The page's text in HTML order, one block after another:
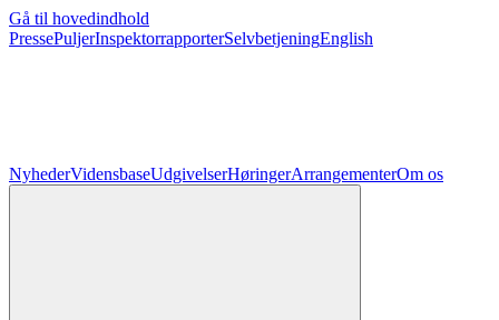
Gå til hovedindhold
PressePuljerInspektorrapporterSelvbetjeningEnglish
NyhederVidensbaseUdgivelserHøringerArrangementerOm os